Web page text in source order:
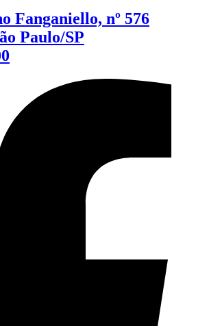
Fanganiello, nº 576
Paulo/SP